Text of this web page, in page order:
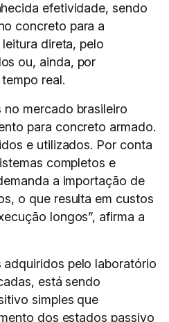
efetividade, sendo
concreto para a
direta, pelo
ou, ainda, por
real.
no mercado brasileiro
para concreto armado.
e utilizados. Por conta
completos e
a importação de
o que resulta em custos
longos”, afirma a
pelo laboratório
está sendo
simples que
dos estados passivo